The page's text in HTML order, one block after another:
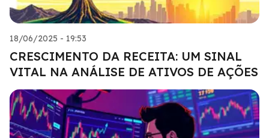
18/06/2025 - 19:53
CRESCIMENTO DA RECEITA: UM SINAL
VITAL NA ANÁLISE DE ATIVOS DE AÇÕES